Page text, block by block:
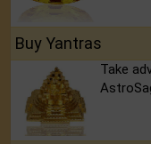
Buy Yantras
Take